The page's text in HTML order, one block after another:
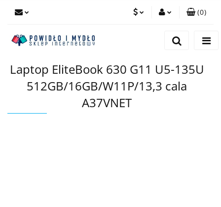
Dodaj zgłoszenie
(0)
Laptop EliteBook 630 G11 U5-135U
512GB/16GB/W11P/13,3 cala
A37VNET